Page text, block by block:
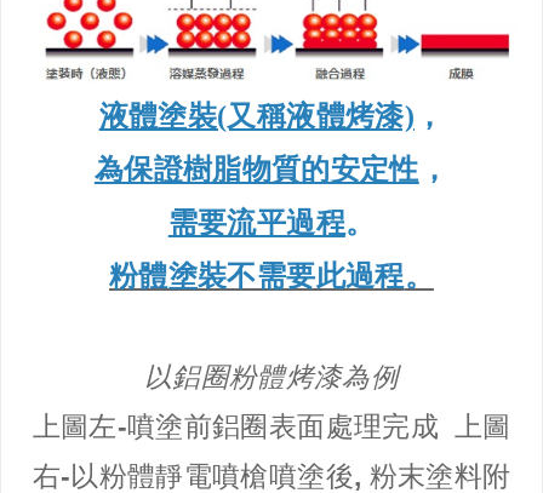
液體塗裝(又稱液體烤漆) ，
為保證樹脂物質的安定性 ，
需要流平過程。
粉體塗裝不需要此過程。
以鋁圈粉體烤漆為例
上圖左-噴塗前鋁圈表面處理完成 上圖
右-以粉體靜電噴槍噴塗後, 粉末塗料附